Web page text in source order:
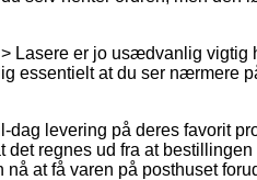
Lasere er jo usædvanlig vigtig
essentielt at du ser nærmere
levering på deres favorit
regnes ud fra at
at få varen på posthuset